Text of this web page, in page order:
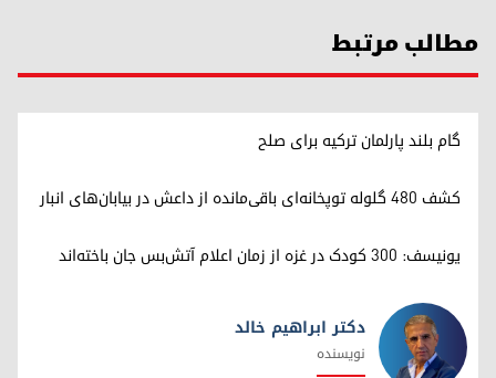
مطالب مرتبط
گام بلند پارلمان ترکیه برای صلح
کشف ۴۸۰ گلوله توپخانه‌ای باقی‌مانده از داعش در بیابان‌های انبار
یونیسف: ۳۰۰ کودک در غزه از زمان اعلام آتش‌بس جان باخته‌اند
دکتر ابراهیم خالد
نویسنده